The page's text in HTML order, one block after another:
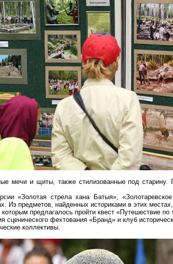
мечи и щиты, также стилизованные под
«Золотая стрела хана Батыя», «Золотаревское
Из предметов, найденных историками в этих
предлагалось пройти квест «Путешествие по
сценического фехтования «Бранд» и клуб
коллективы.